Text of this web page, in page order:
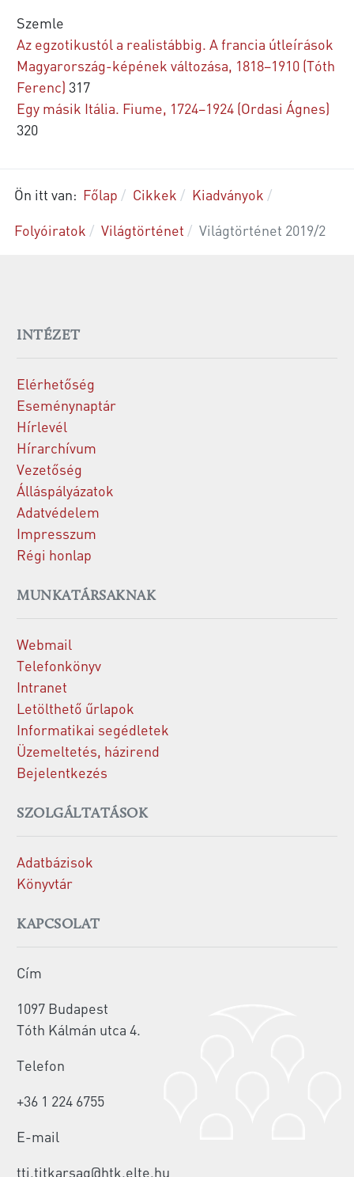
Szemle
Az egzotikustól a realistábbig. A francia útleírások
Magyarország-képének változása, 1818–1910 (Tóth
Ferenc) 317
Egy másik Itália. Fiume, 1724–1924 (Ordasi Ágnes)
320
Ön itt van: Főlap Cikkek
Kiadványok
Folyóiratok
Világtörténet Világtörténet 2019/2
INTÉZET
Elérhetőség
Eseménynaptár
Hírlevél
Hírarchívum
Vezetőség
Álláspályázatok
Adatvédelem
Impresszum
Régi honlap
MUNKATÁRSAKNAK
Webmail
Telefonkönyv
Intranet
Letölthető űrlapok
Informatikai segédletek
Üzemeltetés, házirend
Bejelentkezés
SZOLGÁLTATÁSOK
Adatbázisok
Könyvtár
KAPCSOLAT
Cím
1097 Budapest
Tóth Kálmán utca 4.
Telefon
+36 1 224 6755
E-mail
tti.titkarsag@htk.elte.hu